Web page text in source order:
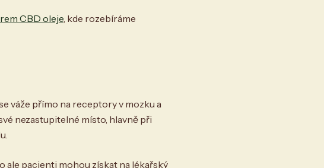
CBD oleje , kde rozebíráme
váže přímo na receptory v mozku a
nezastupitelné místo, hlavně při
ale pacienti mohou získat na lékařský